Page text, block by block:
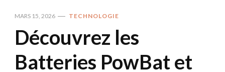
MARS 15, 2026 TECHNOLOGIE
Découvrez les
Batteries PowBat et